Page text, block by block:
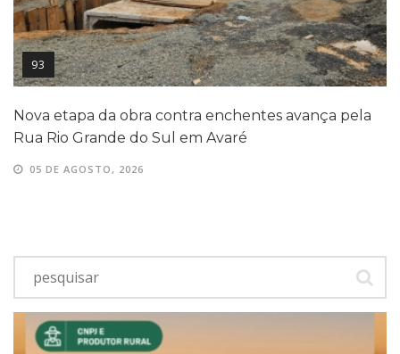
93
Nova etapa da obra contra enchentes avança pela
Rua Rio Grande do Sul em Avaré
05 DE AGOSTO, 2026